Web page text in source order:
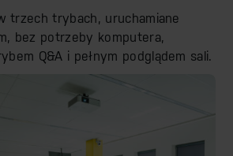
trzech trybach, uruchamiane
bez potrzeby komputera,
Q&A i pełnym podglądem sali.